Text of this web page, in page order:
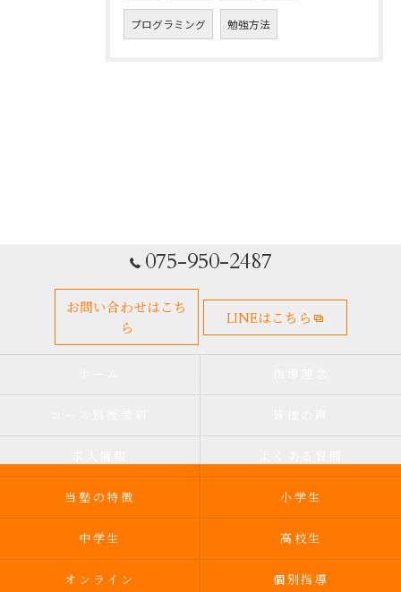
プログラミング 勉強方法
075-950-2487
お問い合わせはこち
ら
LINEはこちら
当塾の特徴 小学生
中学生 高校生
オンライン 個別指導